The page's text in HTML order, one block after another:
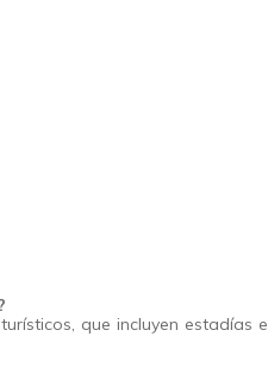
que incluyen estadías